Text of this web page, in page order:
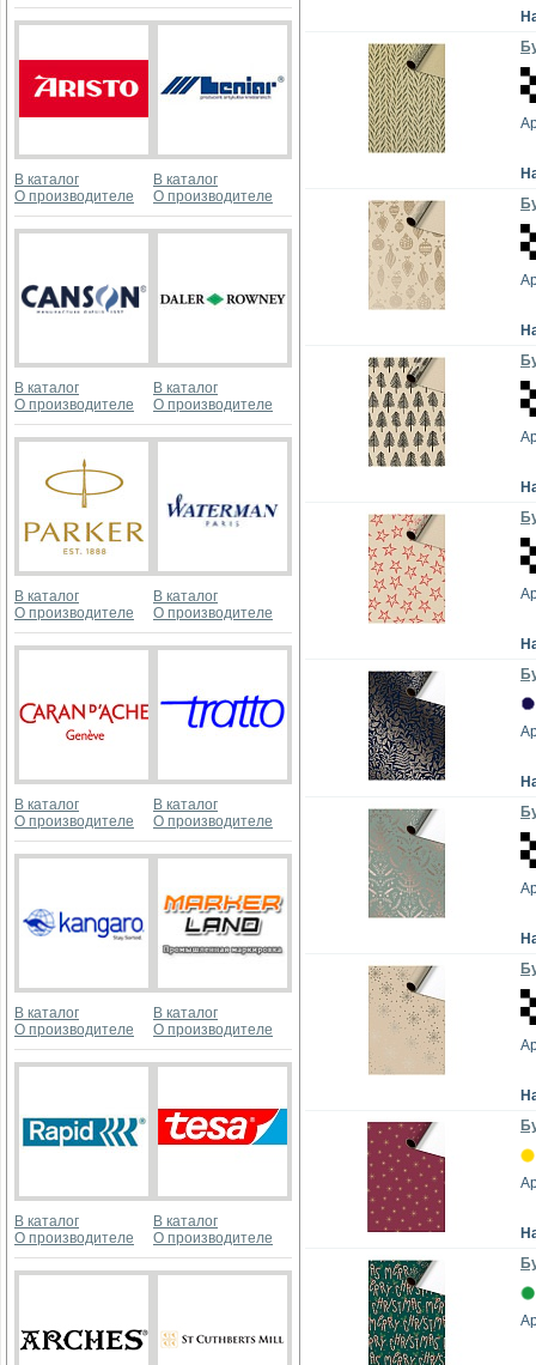
В каталог
О производителе
В каталог
О производителе
В каталог
О производителе
В каталог
О производителе
В каталог
О производителе
В каталог
О производителе
В каталог
О производителе
В каталог
О производителе
В каталог
О производителе
В каталог
О производителе
В каталог
О производителе
В каталог
О производителе